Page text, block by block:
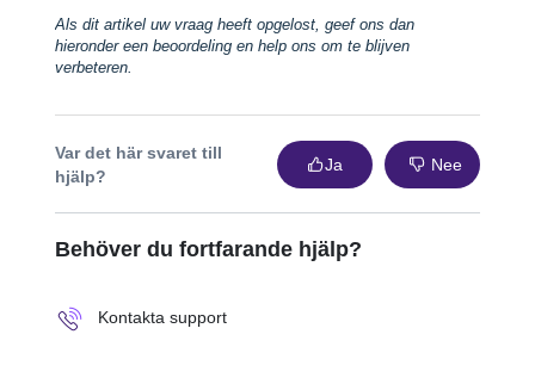
Als dit artikel uw vraag heeft opgelost, geef ons dan
hieronder een beoordeling en help ons om te blijven
verbeteren.
Var det här svaret till
hjälp?
Ja Nee
Behöver du fortfarande hjälp?
Kontakta support